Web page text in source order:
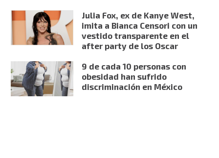
Julia Fox, ex de Kanye West,
imita a Bianca Censori con un
vestido transparente en el
after party de los Oscar
9 de cada 10 personas con
obesidad han sufrido
discriminación en México